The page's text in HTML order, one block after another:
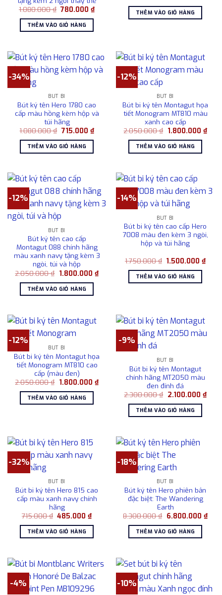
1.080.000₫ Giá
là:
1.080.000 ₫.
780.000₫Giá
hiện
THÊM VÀO GIỎ HÀNG
là:
715.000 ₫.
tại
THÊM VÀO GIỎ HÀNG
-34%
BÚT BI
Bút ký tên Hero 1780 cao
cấp màu hồng kèm hộp và
túi hãng
1.080.000₫ Giá
là:
1.080.000 ₫.
715.000 ₫Giá
715.000 ₫.
THÊM VÀO GIỎ HÀNG
-12%
BÚT BI
Bút bi ký tên Montagut họa
tiết Monogram MT810 màu
xanh cao cấp
2.050.000₫ Giá
là:
2.050.000 ₫.
1.800.000 ₫Giá
THÊM VÀO GIỎ HÀNG
-12%
BÚT BI
Bút ký tên cao cấp
Montagut 088 chính hãng
màu xanh navy tặng kèm 3
ngòi, túi và hộp
2.050.000₫ Giá
là:
2.050.000 ₫.
1.800.000 ₫Giá
hiện
THÊM VÀO GIỎ HÀNG
-14%
BÚT BI
Bút bi ký tên cao cấp Hero
7008 màu đen kèm 3 ngòi,
hộp và túi hãng
1.750.000₫ Giá
là:
1.750.000 ₫.
1.500.000₫Giá
hiện
THÊM VÀO GIỎ HÀNG
-12%
BÚT BI
Bút bi ký tên Montagut họa
tiết Monogram MT810 cao
cấp (màu đen)
2.050.000₫ Giá
là:
2.050.000 ₫.
1.800.000 ₫Giá
hiện
1.800.000 ₫.
THÊM VÀO GIỎ HÀNG
-9%
BÚT BI
Bút bi ký tên Montagut
chính hãng MT2050 màu
đen đính đá
2.300.000₫ Giá
là:
2.300.000 ₫.
2.100.000 ₫Giá
hiện
THÊM VÀO GIỎ HÀNG
-32%
BÚT BI
Bút bi ký tên Hero 815 cao
cấp màu xanh navy chính
hãng
715.000₫ Giá
là:
715.000 ₫.
485.000₫Giá
hiện
tại
485.000 ₫.
THÊM VÀO GIỎ HÀNG
-18%
BÚT BI
Bút ký tên Hero phiên bản
đặc biệt: The Wandering
Earth
8.300.000₫ Giá
là:
8.300.000 ₫.
6.800.000 ₫Giá
hiện
THÊM VÀO GIỎ HÀNG
-4% -10%